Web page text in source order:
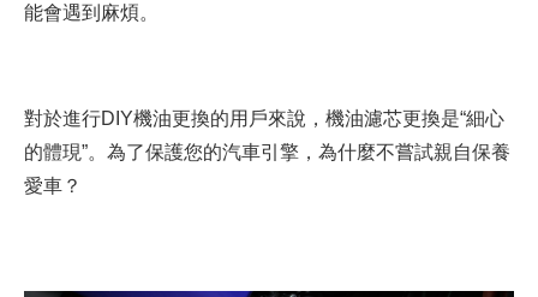
能會遇到麻煩。
對於進行DIY機油更換的用戶來說，機油濾芯更換是“細心
的體現”。為了保護您的汽車引擎，為什麼不嘗試親自保養
愛車？